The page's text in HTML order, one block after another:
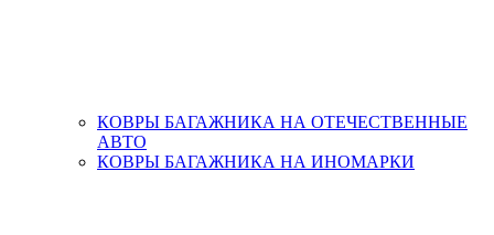
КОВРЫ БАГАЖНИКА НА ОТЕЧЕСТВЕННЫЕ
АВТО
КОВРЫ БАГАЖНИКА НА ИНОМАРКИ